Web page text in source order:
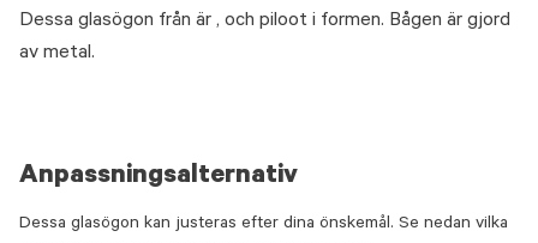
Dessa glasögon från är , och piloot i formen. Bågen är gjord
av metal.
Anpassningsalternativ
Dessa glasögon kan justeras efter dina önskemål. Se nedan vilka